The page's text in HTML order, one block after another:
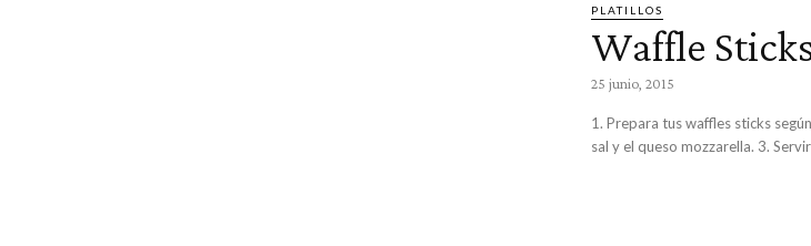
PLATILLOS
Waffle
25 junio, 2015
1. Prepara tus waffles sticks
sal y el queso mozzarella. 3.